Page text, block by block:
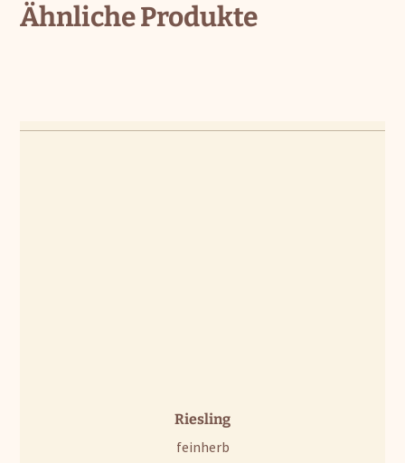
Ähnliche Produkte
Riesling
feinherb